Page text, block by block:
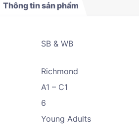
Thông tin sản phẩm
SB & WB
Richmond
A1 – C1
6
Young Adults